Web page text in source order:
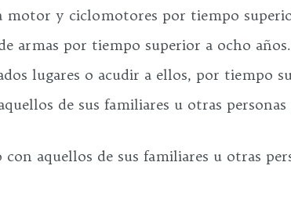
y ciclomotores por tiempo
armas por tiempo superior a ocho años.
lugares o acudir a ellos, por tiempo
de sus familiares u otras
aquellos de sus familiares u otras